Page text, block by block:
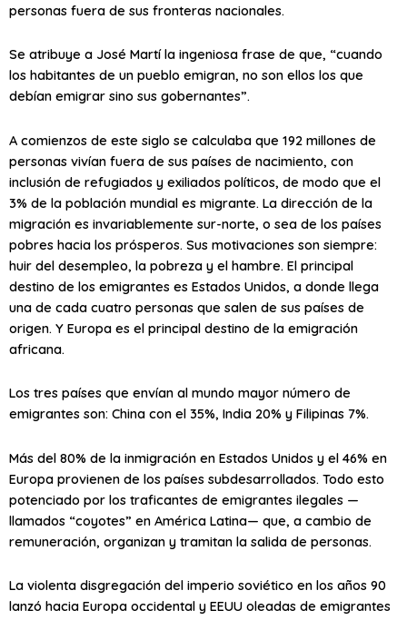
personas fuera de sus fronteras nacionales.
Se atribuye a José Martí la ingeniosa frase de que, “cuando
los habitantes de un pueblo emigran, no son ellos los que
debían emigrar sino sus gobernantes”.
A comienzos de este siglo se calculaba que 192 millones de
personas vivían fuera de sus países de nacimiento, con
inclusión de refugiados y exiliados políticos, de modo que el
3% de la población mundial es migrante. La dirección de la
migración es invariablemente sur-norte, o sea de los países
pobres hacia los prósperos. Sus motivaciones son siempre:
huir del desempleo, la pobreza y el hambre. El principal
destino de los emigrantes es Estados Unidos, a donde llega
una de cada cuatro personas que salen de sus países de
origen. Y Europa es el principal destino de la emigración
africana.
Los tres países que envían al mundo mayor número de
emigrantes son: China con el 35%, India 20% y Filipinas 7%.
Más del 80% de la inmigración en Estados Unidos y el 46% en
Europa provienen de los países subdesarrollados. Todo esto
potenciado por los traficantes de emigrantes ilegales —
llamados “coyotes” en América Latina— que, a cambio de
remuneración, organizan y tramitan la salida de personas.
La violenta disgregación del imperio soviético en los años 90
lanzó hacia Europa occidental y EEUU oleadas de emigrantes